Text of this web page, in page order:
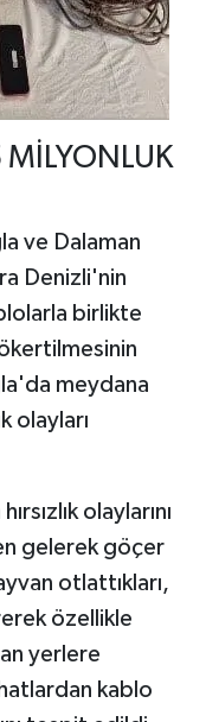
MİLYONLUK
ve Dalaman
Denizli'nin
birlikte
meydana
olayları
olaylarını
gelerek göçer
otlattıkları,
özellikle
yerlere
kablo